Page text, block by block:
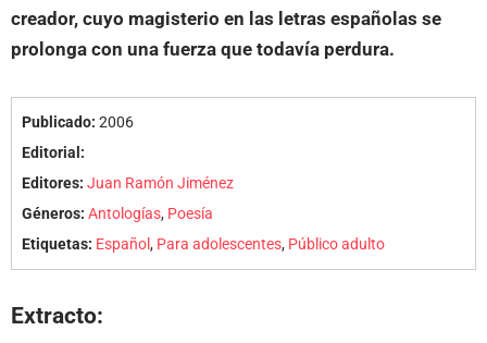
creador, cuyo magisterio en las letras españolas se
prolonga con una fuerza que todavía perdura.
Publicado: 2006
Editorial:
Editores: Juan Ramón Jiménez
Géneros: Antologías, Poesía
Etiquetas: Español, Para adolescentes, Público adulto
Extracto: